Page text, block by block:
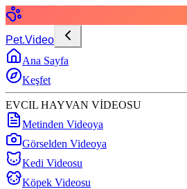
Pet.Video
Ana Sayfa
Keşfet
EVCIL HAYVAN VİDEOSU
Metinden Videoya
Görselden Videoya
Kedi Videosu
Köpek Videosu